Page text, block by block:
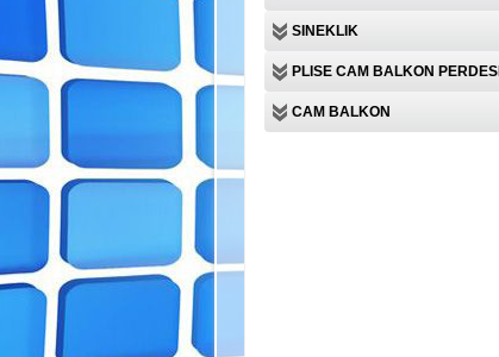
SINEKLIK
PLISE CAM BALKON PERDESI
CAM BALKON